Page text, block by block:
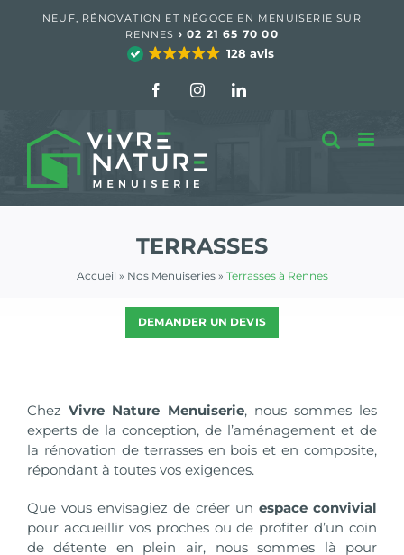
NEUF, RÉNOVATION ET NÉGOCE EN MENUISERIE SUR
RENNES › 02 21 65 70 00
128 avis
FacebookInstagramLinkedIn
TERRASSES
Accueil » Nos Menuiseries» Terrasses à Rennes
DEMANDER UN DEVIS
ChezVivre Nature Menuiserie, nous sommes les
experts de la conception, de l’aménagement et de
la rénovation de terrasses en bois et en composite,
répondant à toutes vos exigences.
Que vous envisagiez de créer unespace convivial
pour accueillir vos proches ou de profiter d’un coin
de détente en plein air, nous sommes là pour